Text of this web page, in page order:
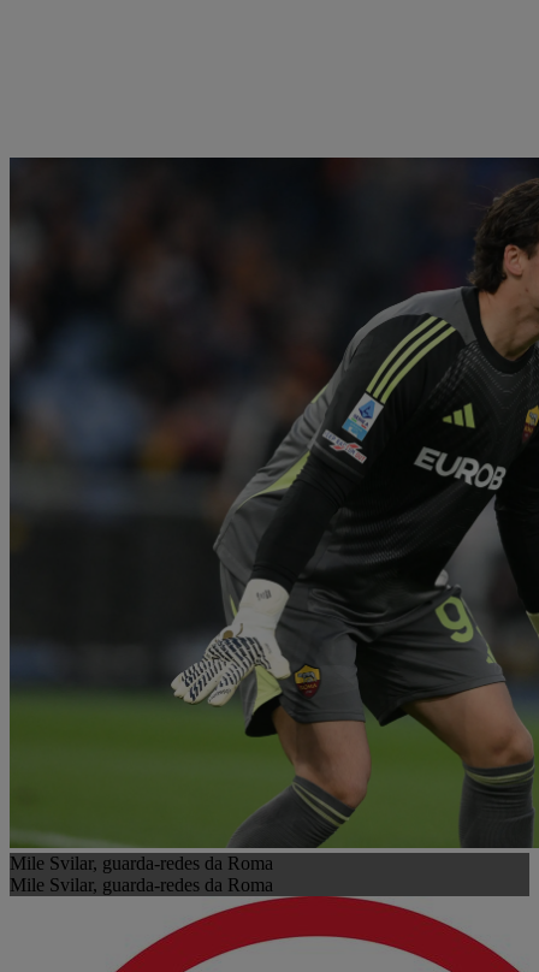
Mile Svilar, guarda-redes da Roma
Mile Svilar, guarda-redes da Roma